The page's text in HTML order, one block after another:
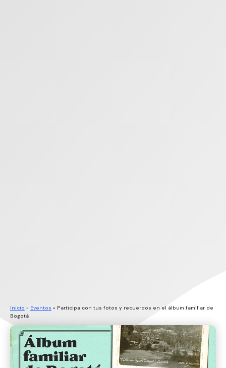
Inicio » Eventos » Participa con tus fotos y recuerdos en el álbum familiar de
Bogotá